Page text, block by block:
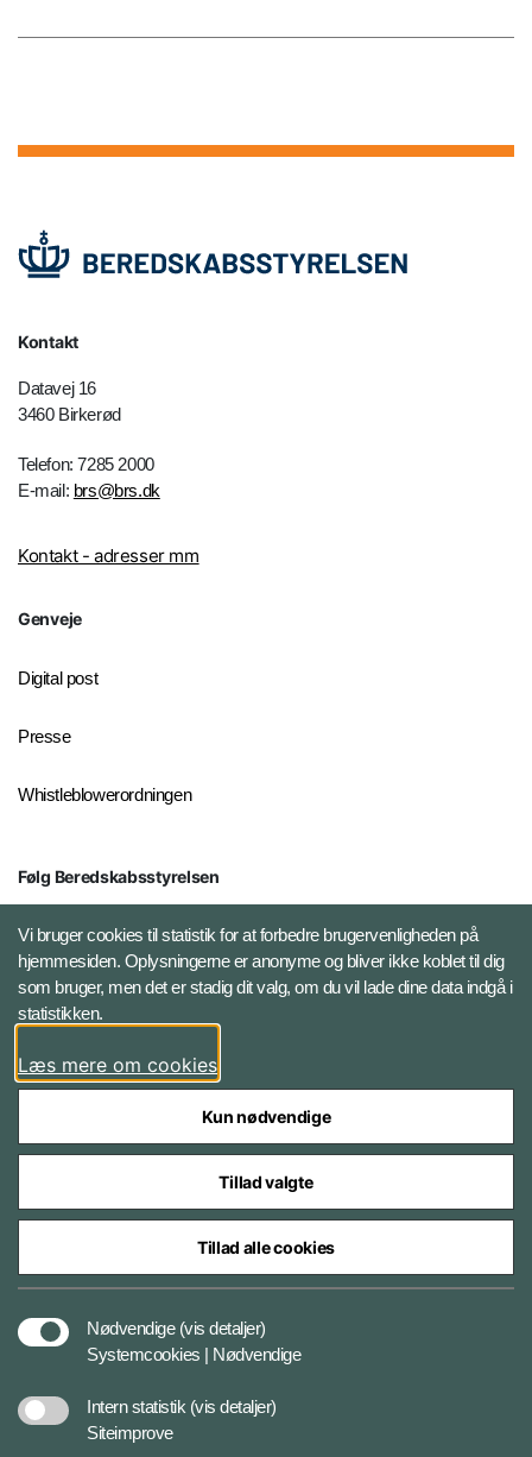
Kontakt
Datavej 16
3460 Birkerød
Telefon: 7285 2000
E-mail: brs@brs.dk
Kontakt - adresser mm
Genveje
Digital post
Presse
Whistleblowerordningen
Følg Beredskabsstyrelsen
X BRSdk
LinkedIn BRS-profil
Vi bruger cookies til statistik for at forbedre brugervenligheden på
hjemmesiden. Oplysningerne er anonyme og bliver ikke koblet til dig
som bruger, men det er stadig dit valg, om du vil lade dine data indgå i
statistikken.
Læs mere om cookies
Kun nødvendige
Tillad valgte
Tillad alle cookies
Nødvendige (vis detaljer)
Systemcookies | Nødvendige
Intern statistik (vis detaljer)
Siteimprove